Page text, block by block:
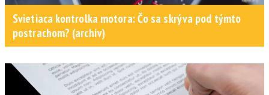
Svietiaca kontrolka motora: Čo sa skrýva pod týmto
postrachom? (archív)